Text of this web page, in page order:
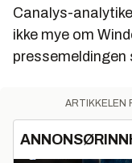
Canalys-
ikke mye om
pressemeldingen
ARTIKKELEN